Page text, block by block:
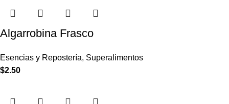
Algarrobina Frasco
Esencias y Repostería, Superalimentos
$2.50